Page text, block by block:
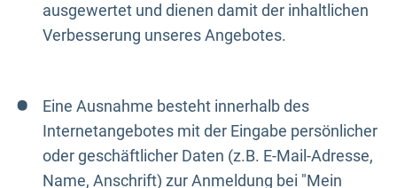
ausgewertet und dienen damit der inhaltlichen
Verbesserung unseres Angebotes.
Eine Ausnahme besteht innerhalb des
Internetangebotes mit der Eingabe persönlicher
oder geschäftlicher Daten (z.B. E-Mail-Adresse,
Name, Anschrift) zur Anmeldung bei "Mein